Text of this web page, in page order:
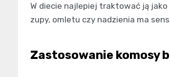
W diecie najlepiej traktować ją jako
zupy, omletu czy nadzienia ma
Zastosowanie komosy